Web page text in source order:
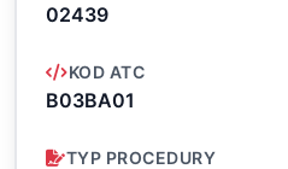
02439
KOD ATC
B03BA01
TYP PROCEDURY